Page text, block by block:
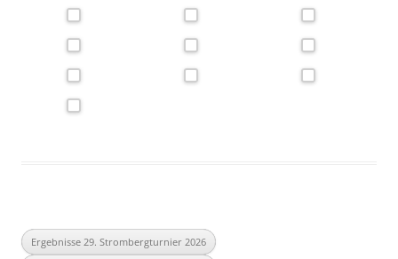
Ergebnisse 29. Strombergturnier 2026